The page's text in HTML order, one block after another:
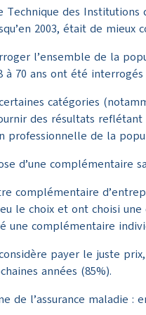
Technique des
2003, était de
l’ensemble de la
à 70 ans ont été
catégories
des résultats
professionnelle de la
d’une complémentaire
complémentaire
le choix et ont choisi
une complémentaire
payer le juste
années (85%).
de l’assurance maladie